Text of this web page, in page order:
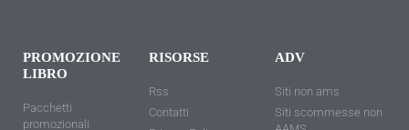
PROMOZIONE
LIBRO
Pacchetti
promozionali
RISORSE
Rss
Contatti
ADV
Siti non ams
Siti scommesse non